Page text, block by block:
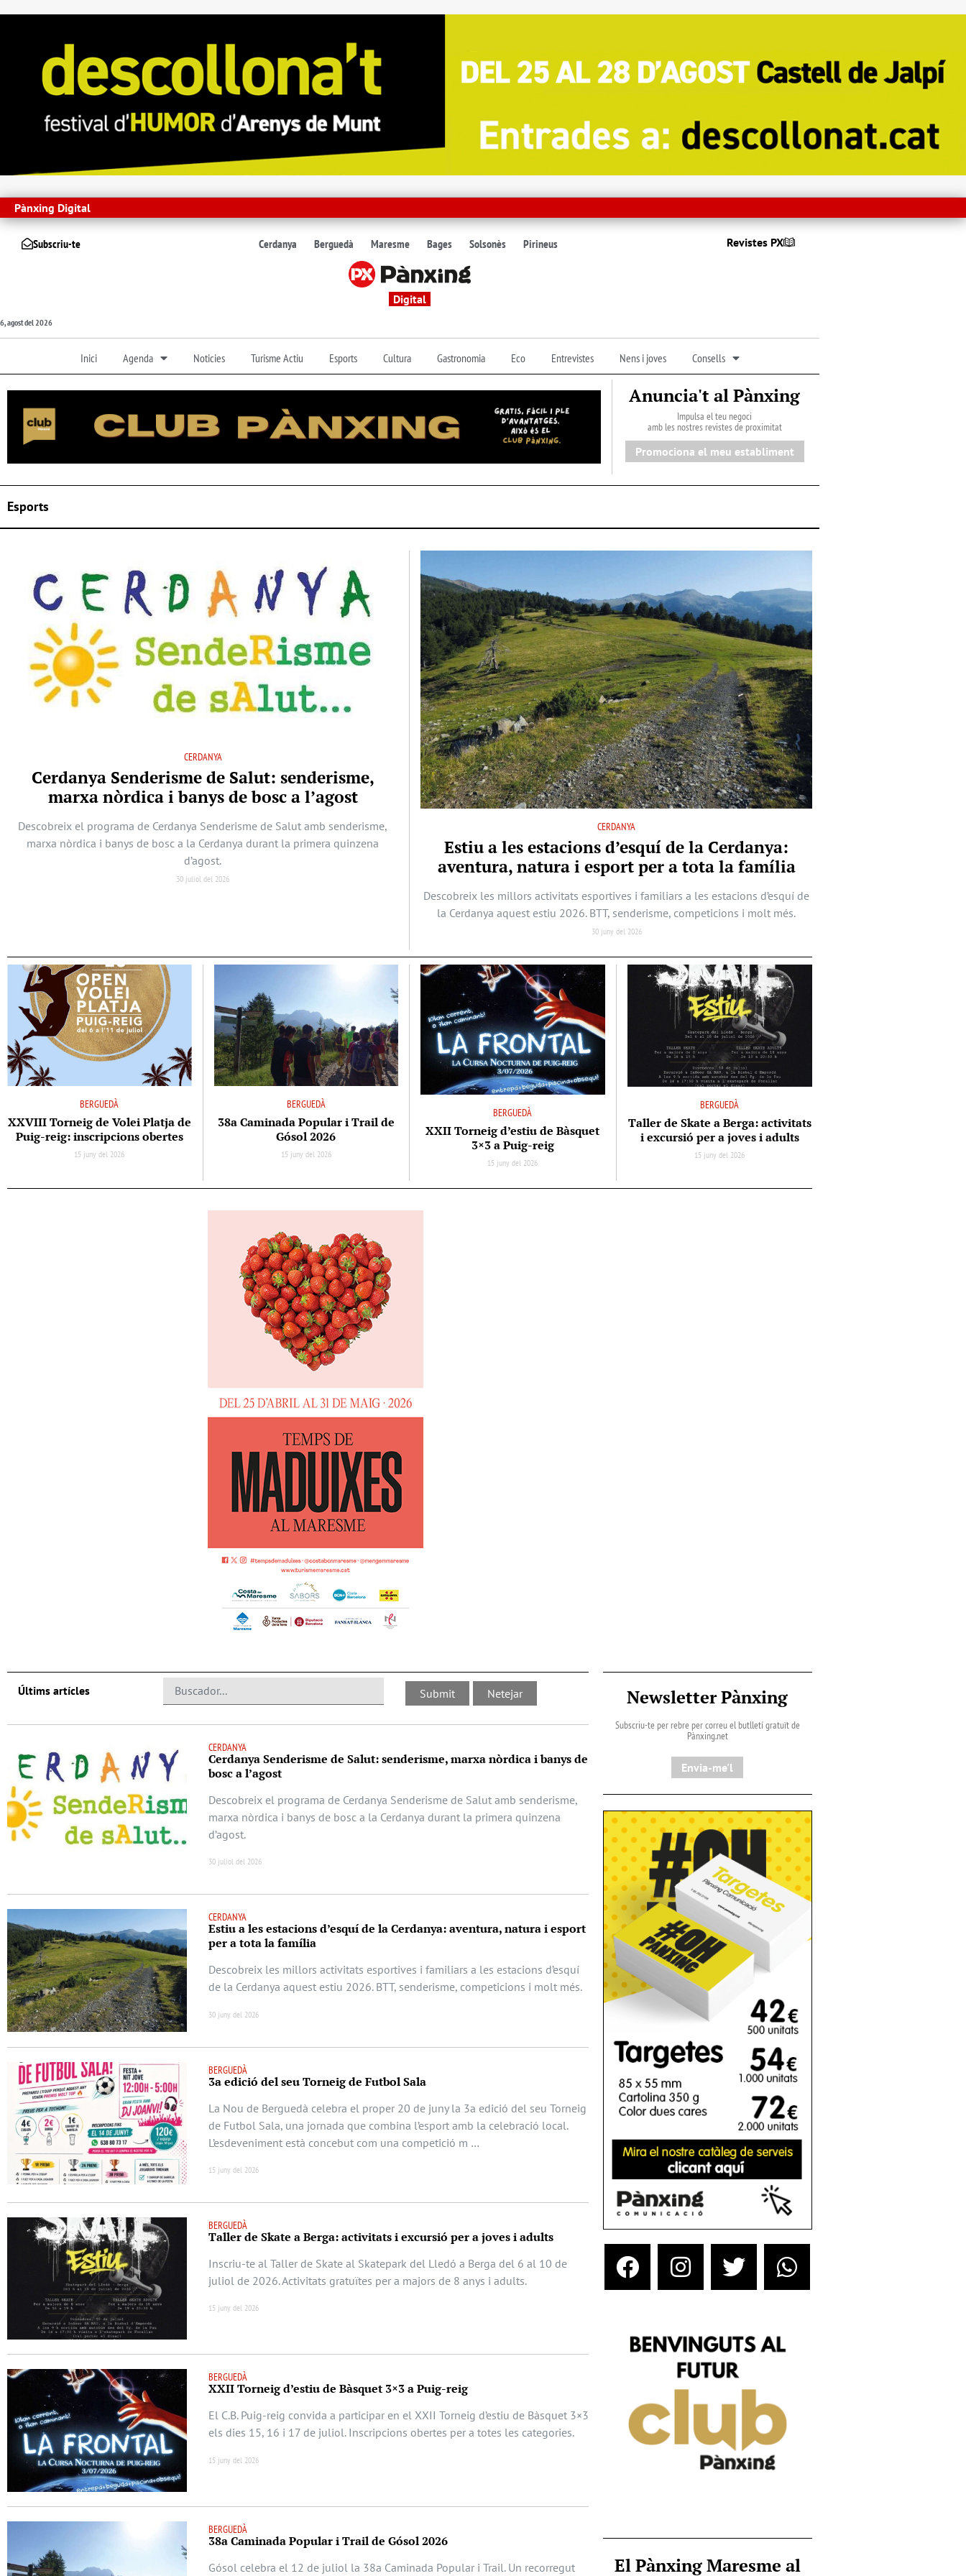
Pànxing Digital
Subscriu-te Cerdanya Berguedà Maresme Bages Solsonès Pirineus Revistes PX
Digital
6, agost del 2026
Inici Agenda Noticies Turisme Actiu Esports Cultura Gastronomia Eco Entrevistes Nens i joves Consells
Anuncia't al Pànxing
Impulsa el teu negoci
amb les nostres revistes de proximitat
Promociona el meu establiment
Esports
CERDANYA
Cerdanya Senderisme de Salut: senderisme,
marxa nòrdica i banys de bosc a l’agost
Descobreix el programa de Cerdanya Senderisme de Salut amb senderisme,
marxa nòrdica i banys de bosc a la Cerdanya durant la primera quinzena
d’agost.
30 juliol del 2026
CERDANYA
Estiu a les estacions d’esquí de la Cerdanya:
aventura, natura i esport per a tota la família
Descobreix les millors activitats esportives i familiars a les estacions d’esquí de
la Cerdanya aquest estiu 2026. BTT, senderisme, competicions i molt més.
30 juny del 2026
BERGUEDÀ
XXVIII Torneig de Volei Platja de
Puig-reig: inscripcions obertes
15 juny del 2026
BERGUEDÀ
38a Caminada Popular i Trail de
Gósol 2026
15 juny del 2026
BERGUEDÀ
XXII Torneig d’estiu de Bàsquet
3×3 a Puig-reig
15 juny del 2026
BERGUEDÀ
Taller de Skate a Berga: activitats
i excursió per a joves i adults
15 juny del 2026
Últims artícles
CERDANYA
Cerdanya Senderisme de Salut: senderisme, marxa nòrdica i banys de
bosc a l’agost
Descobreix el programa de Cerdanya Senderisme de Salut amb senderisme,
marxa nòrdica i banys de bosc a la Cerdanya durant la primera quinzena
d’agost.
30 juliol del 2026
CERDANYA
Estiu a les estacions d’esquí de la Cerdanya: aventura, natura i esport
per a tota la família
Descobreix les millors activitats esportives i familiars a les estacions d’esquí
de la Cerdanya aquest estiu 2026. BTT, senderisme, competicions i molt més.
30 juny del 2026
BERGUEDÀ
3a edició del seu Torneig de Futbol Sala
La Nou de Berguedà celebra el proper 20 de juny la 3a edició del seu Torneig
de Futbol Sala, una jornada que combina l’esport amb la celebració local.
L’esdeveniment està concebut com una competició m …
15 juny del 2026
BERGUEDÀ
Taller de Skate a Berga: activitats i excursió per a joves i adults
Inscriu-te al Taller de Skate al Skatepark del Lledó a Berga del 6 al 10 de
juliol de 2026. Activitats gratuïtes per a majors de 8 anys i adults.
15 juny del 2026
BERGUEDÀ
XXII Torneig d’estiu de Bàsquet 3×3 a Puig-reig
El C.B. Puig-reig convida a participar en el XXII Torneig d’estiu de Bàsquet 3×3
els dies 15, 16 i 17 de juliol. Inscripcions obertes per a totes les categories.
15 juny del 2026
BERGUEDÀ
38a Caminada Popular i Trail de Gósol 2026
Gósol celebra el 12 de juliol la 38a Caminada Popular i Trail. Un recorregut
Newsletter Pànxing
Subscriu-te per rebre per correu el butlletí gratuït de
Pànxing.net​
Envia-me'l
El Pànxing Maresme al